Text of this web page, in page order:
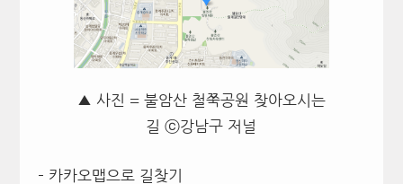
▲ 사진 = 불암산 철쭉공원 찾아오시는
길 ⓒ강남구 저널
– 카카오맵으로 길찾기